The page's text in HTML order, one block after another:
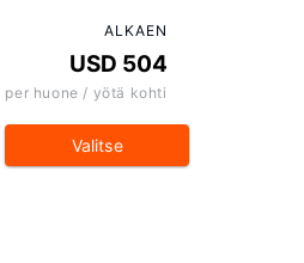
ALKAEN
USD 504
per huone / yötä kohti
Valitse